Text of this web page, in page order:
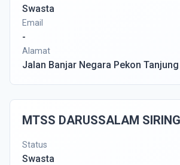
Swasta
Email
-
Alamat
Jalan Banjar Negara Pekon Tanjung
MTSS DARUSSALAM
Status
Swasta